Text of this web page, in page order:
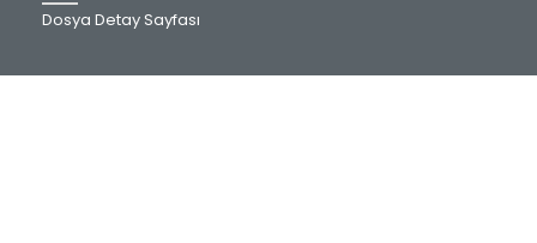
3.SINIF
4.SINIF
Dosya Detay Sayfası